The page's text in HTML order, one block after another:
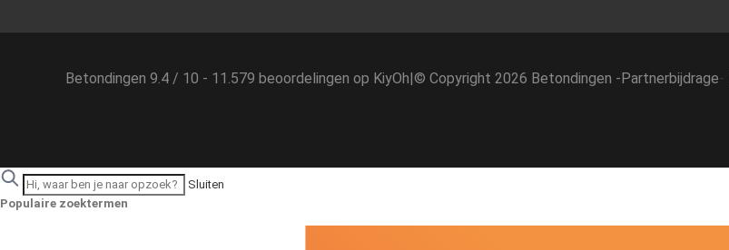
Betondingen 9.4 / 10 - 11.579 beoordelingen op KiyOh|© Copyright 2026 Betondingen -Partnerbijdrage-
Sluiten
Populaire zoektermen